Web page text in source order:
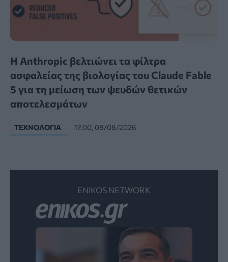
Η Anthropic βελτιώνει τα φίλτρα
ασφαλείας της βιολογίας του Claude Fable
5 για τη μείωση των ψευδών θετικών
αποτελεσμάτων
ΤΕΧΝΟΛΟΓΊΑ 17:00, 08/08/2026
ENIKOS NETWORK